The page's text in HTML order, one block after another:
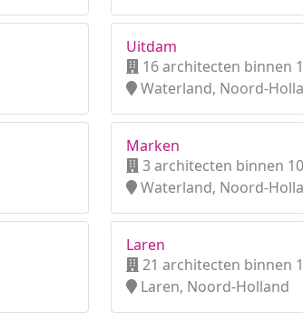
Uitdam
16 architecten binnen
Waterland, Noord-
Marken
3 architecten binnen
Waterland, Noord-
Laren
21 architecten binnen
Laren, Noord-Holland